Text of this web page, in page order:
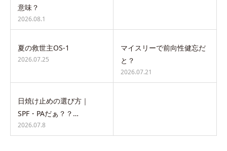
意味？
2026.08.1
夏の救世主OS-1
2026.07.25
マイスリーで前向性健忘だ
と？
2026.07.21
日焼け止めの選び方｜
SPF・PAだぁ？？…
2026.07.8